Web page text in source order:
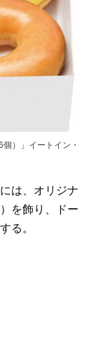
）」イートイン・
は、オリジナ
を飾り、ドー
る。